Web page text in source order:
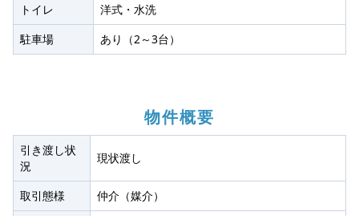
トイレ
洋式・水洗
駐車場
あり（2～3台）
物件概要
引き渡し状
況
現状渡し
取引態様
仲介（媒介）